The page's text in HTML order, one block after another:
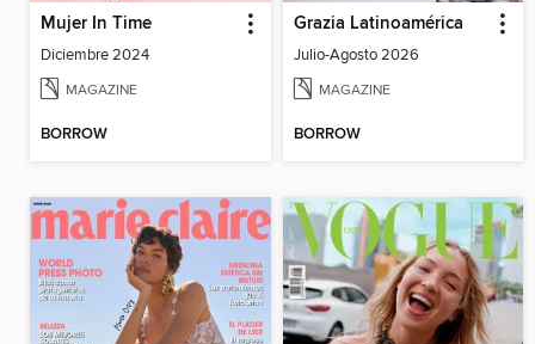
Mujer In Time
Diciembre 2024
MAGAZINE
BORROW
Grazia Latinoamérica
Julio-Agosto 2026
MAGAZINE
BORROW